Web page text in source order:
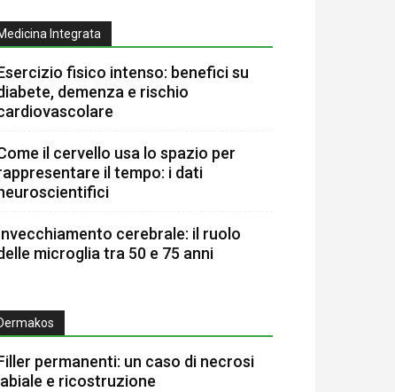
Integrata
fisico intenso: benefici su
demenza e rischio
il cervello usa lo spazio per
il tempo: i dati
cerebrale: il ruolo
microglia tra 50 e 75 anni
permanenti: un caso di necrosi
labiale e ricostruzione